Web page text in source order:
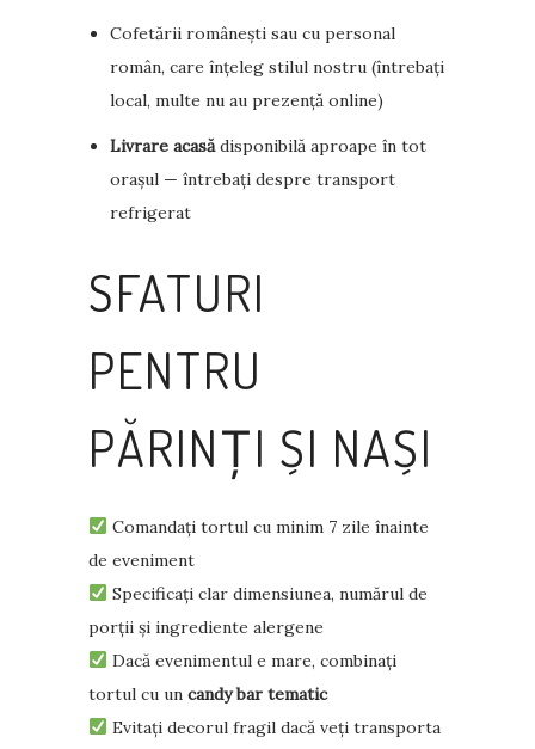
Cofetării românești sau cu personal
român, care înțeleg stilul nostru (întrebați
local, multe nu au prezență online)
Livrare acasădisponibilă aproape în tot
orașul — întrebați despre transport
refrigerat
SFATURI
PENTRU
PĂRINȚI ȘI NAȘI
Comandați tortul cu minim 7 zile înainte
de eveniment
Specificați clar dimensiunea, numărul de
porții și ingrediente alergene
Dacă evenimentul e mare, combinați
tortul cu un candy bar tematic
Evitați decorul fragil dacă veți transporta